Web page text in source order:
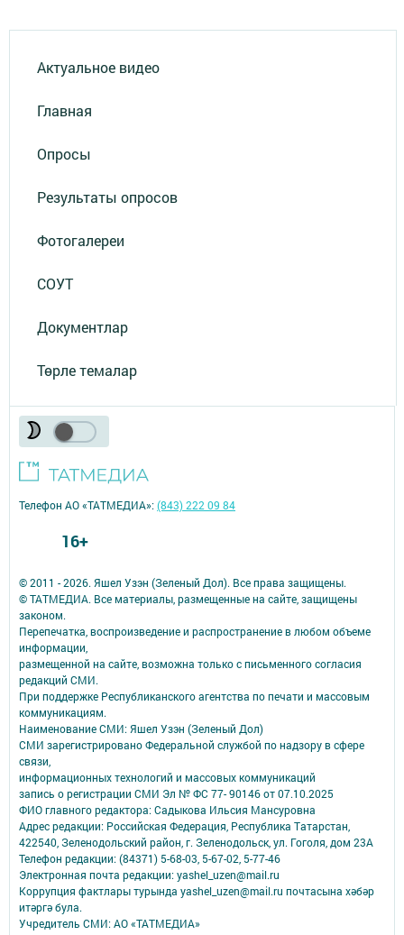
Актуальное видео
Главная
Опросы
Результаты опросов
Фотогалереи
СОУТ
Документлар
Төрле темалар
© 2011 - 2026. Яшел Узэн (Зеленый Дол). Все права защищены.
© ТАТМЕДИА. Все материалы, размещенные на сайте, защищены
законом.
Перепечатка, воспроизведение и распространение в любом объеме
информации,
размещенной на сайте, возможна только с письменного согласия
редакций СМИ.
При поддержке Республиканского агентства по печати и массовым
коммуникациям.
Наименование СМИ: Яшел Узэн (Зеленый Дол)
СМИ зарегистрировано Федеральной службой по надзору в сфере
связи,
информационных технологий и массовых коммуникаций
запись о регистрации СМИ Эл № ФС 77- 90146 от 07.10.2025
ФИО главного редактора: Садыкова Ильсия Мансуровна
Адрес редакции: Российская Федерация, Республика Татарстан,
422540, Зеленодольский район, г. Зеленодольск, ул. Гоголя, дом 23А
Телефон редакции: (84371) 5-68-03, 5-67-02, 5-77-46
Электронная почта редакции: yashel_uzen@mail.ru
Коррупция фактлары турында yashel_uzen@mail.ru почтасына хәбәр
итәргә була.
Учредитель СМИ: АО «ТАТМЕДИА»
Телефон АО «ТАТМЕДИА»:(843) 222 09 84
16+